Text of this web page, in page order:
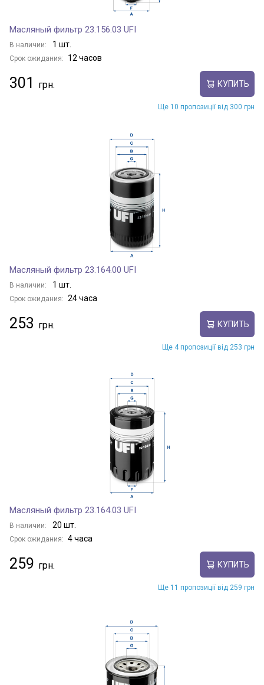
Масляный фильтр 23.156.03 UFI
В наличии: 1 шт.
Срок ожидания: 12 часов
301 КУПИТЬ
Ще 10 пропозиції від 300 грн
Масляный фильтр 23.164.00 UFI
В наличии: 1 шт.
Срок ожидания: 24 часа
253 КУПИТЬ
Ще 4 пропозиції від 253 грн
Масляный фильтр 23.164.03 UFI
В наличии: 20 шт.
Срок ожидания: 4 часа
259 КУПИТЬ
Ще 11 пропозиції від 259 грн